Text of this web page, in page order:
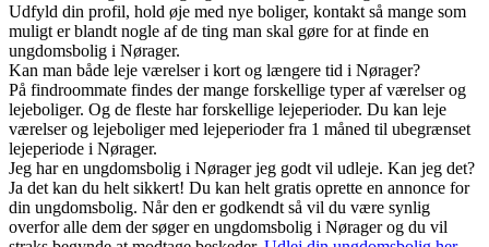
Udfyld din profil, hold øje med nye boliger, kontakt så mange som
muligt er blandt nogle af de ting man skal gøre for at finde en
ungdomsbolig i Nørager.
Kan man både leje værelser i kort og længere tid i Nørager?
På findroommate findes der mange forskellige typer af værelser og
lejeboliger. Og de fleste har forskellige lejeperioder. Du kan leje
værelser og lejeboliger med lejeperioder fra 1 måned til ubegrænset
lejeperiode i Nørager.
Jeg har en ungdomsbolig i Nørager jeg godt vil udleje. Kan jeg det?
Ja det kan du helt sikkert! Du kan helt gratis oprette en annonce for
din ungdomsbolig. Når den er godkendt så vil du være synlig
overfor alle dem der søger en ungdomsbolig i Nørager og du vil